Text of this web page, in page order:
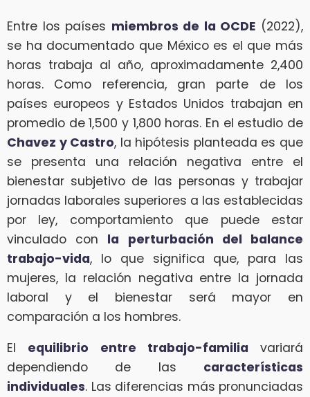
Entre los países miembros de la OCDE (2022),
se ha documentado que México es el que más
horas trabaja al año, aproximadamente 2,400
horas. Como referencia, gran parte de los
países europeos y Estados Unidos trabajan en
promedio de 1,500 y 1,800 horas. En el estudio de
Chavez y Castro, la hipótesis planteada es que
se presenta una relación negativa entre el
bienestar subjetivo de las personas y trabajar
jornadas laborales superiores a las establecidas
por ley, comportamiento que puede estar
vinculado con la perturbación del balance
trabajo-vida, lo que significa que, para las
mujeres, la relación negativa entre la jornada
laboral y el bienestar será mayor en
comparación a los hombres.
El equilibrio entre trabajo-familia variará
dependiendo de las características
individuales. Las diferencias más pronunciadas